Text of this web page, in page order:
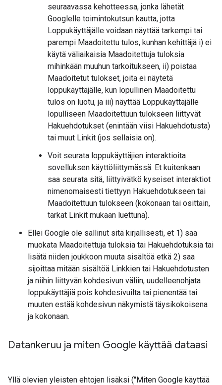
seuraavassa kehotteessa, jonka lähetät
Googlelle toimintokutsun kautta, jotta
Loppukäyttäjälle voidaan näyttää tarkempi tai
parempi Maadoitettu tulos, kunhan kehittäjä i) ei
käytä väliaikaisia Maadoitettuja tuloksia
mihinkään muuhun tarkoitukseen, ii) poistaa
Maadoitetut tulokset, joita ei näytetä
loppukäyttäjälle, kun lopullinen Maadoitettu
tulos on luotu, ja iii) näyttää Loppukäyttäjälle
lopulliseen Maadoitettuun tulokseen liittyvät
Hakuehdotukset (enintään viisi Hakuehdotusta)
tai muut Linkit (jos sellaisia on).
Voit seurata loppukäyttäjien interaktioita
sovelluksen käyttöliittymässä. Et kuitenkaan
saa seurata sitä, liittyivätkö kyseiset interaktiot
nimenomaisesti tiettyyn Hakuehdotukseen tai
Maadoitettuun tulokseen (kokonaan tai osittain,
tarkat Linkit mukaan luettuna).
Ellei Google ole sallinut sitä kirjallisesti, et 1) saa
muokata Maadoitettuja tuloksia tai Hakuehdotuksia tai
lisätä niiden joukkoon muuta sisältöä etkä 2) saa
sijoittaa mitään sisältöä Linkkien tai Hakuehdotusten
ja niihin liittyvän kohdesivun väliin, uudelleenohjata
loppukäyttäjiä pois kohdesivuilta tai pienentää tai
muuten estää kohdesivun näkymistä täysikokoisena
ja kokonaan.
Datankeruu ja miten Google käyttää dataasi
Yllä olevien yleisten ehtojen lisäksi ("Miten Google käyttää